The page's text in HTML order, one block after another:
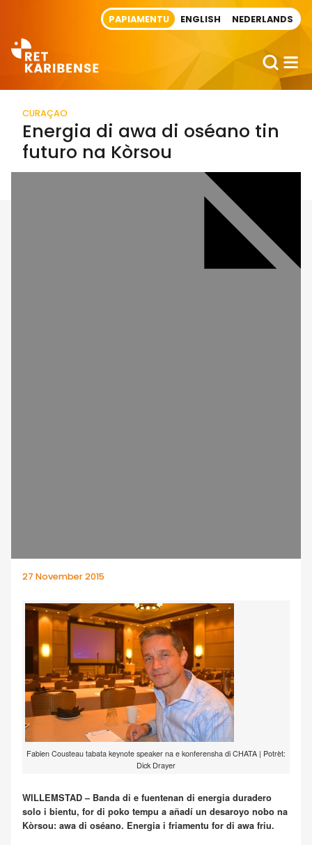
PAPIAMENTU ENGLISH NEDERLANDS
CURAÇAO
Energia di awa di oséano tin
futuro na Kòrsou
27 November 2015
Fabien Cousteau tabata keynote speaker na e konferensha di CHATA | Potrèt:
Dick Drayer
WILLEMSTAD – Banda di e fuentenan di energia duradero
solo i bientu, for di poko tempu a añadí un desaroyo nobo na
Kòrsou: awa di oséano. Energia i friamentu for di awa friu.